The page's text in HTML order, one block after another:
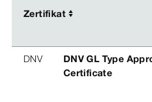
Zertifikat
Zertifikat
DNV
DNV GL Type
Certificate